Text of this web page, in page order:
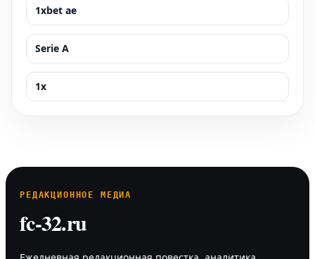
1xbet ae
Serie A
1x
РЕДАКЦИОННОЕ МЕДИА
fc-32.ru